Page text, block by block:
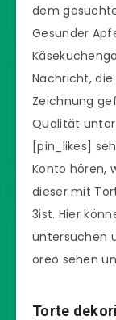
dem
Gesunder
Nachricht,
Zeichnung
Qualität unter
[pin_likes]
Konto hören,
dieser mit
3ist. Hier
untersuchen
oreo sehen
Torte